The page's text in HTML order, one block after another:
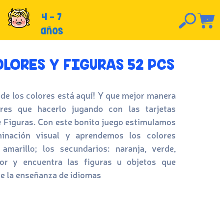
4 - 7
años
Y FIGURAS 52 PCS
los colores está aquí! Y que mejor manera
que hacerlo jugando con las tarjetas
Con este bonito juego estimulamos
visual y aprendemos los colores
los secundarios: naranja, verde,
y encuentra las figuras u objetos que
la enseñanza de idiomas